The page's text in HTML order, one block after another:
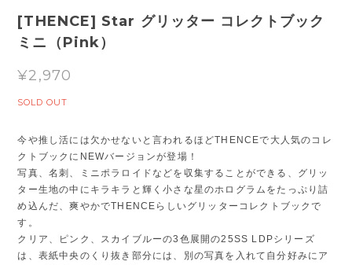
[THENCE] Star グリッター コレクトブック
ミニ（Pink）
¥2,970
SOLD OUT
今や推し活には欠かせないと言われるほどTHENCEで大人気のコレ
クトブックにNEWバージョンが登場！
写真、名刺、ミニポラロイドなどを収集することができる、グリッ
ター生地の中にキラキラと輝く小さな星のホログラムをたっぷり詰
め込んだ、爽やかでTHENCEらしいグリッターコレクトブックで
す。
クリア、ピンク、スカイブルーの3色展開の25SS LDPシリーズ
は、表紙中央のくり抜き部分には、別の写真を入れて自分好みにア